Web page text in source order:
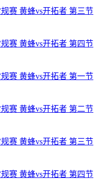
赛 黄蜂vs开拓者 第三节
赛 黄蜂vs开拓者 第四节
赛 黄蜂vs开拓者 第一节
赛 黄蜂vs开拓者 第二节
赛 黄蜂vs开拓者 第三节
赛 黄蜂vs开拓者 第四节